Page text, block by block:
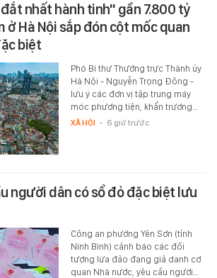
nhất hành tinh" gần 7.800 tỷ
ở Hà Nội sắp đón cột mốc quan
biệt
Phó Bí thư Thường trực Thành ủy
Hà Nội - Nguyễn Trọng Đông -
lưu ý các đơn vị tập trung máy
móc phương tiện, khẩn trương…
XÃ HỘI - 6 giờ trước
người dân có sổ đỏ đặc biệt lưu
Công an phường Yên Sơn (tỉnh
Ninh Bình) cảnh báo các đối
tượng lừa đảo đang giả danh cơ
quan Nhà nước, yêu cầu người…